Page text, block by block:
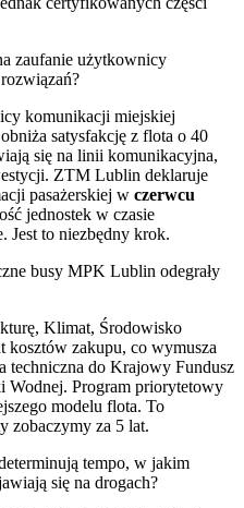
zaufanie użytkownicy
komunikacji miejskiej
satysfakcję z flota o 40
się na linii komunikacyjna,
ZTM Lublin deklaruje
pasażerskiej w czerwcu
jednostek w czasie
Jest to niezbędny krok.
busy MPK Lublin odegrały
Klimat, Środowisko
kosztów zakupu, co wymusza
techniczna do Krajowy Fundusz
Wodnej. Program priorytetowy
modelu flota. To
zobaczymy za 5 lat.
tempo, w jakim
się na drogach?